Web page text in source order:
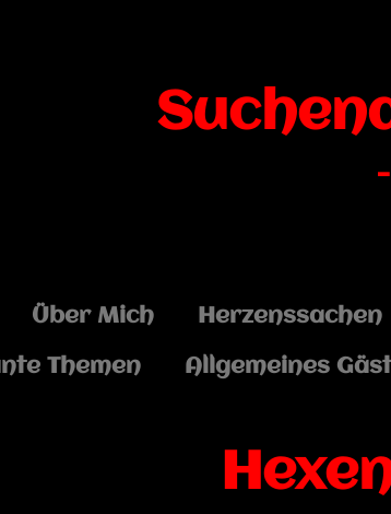
Über Mich Herzenssachen
Themen Allgemeines